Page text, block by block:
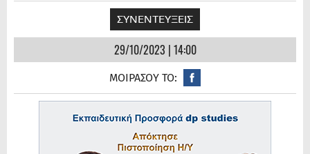
ΣΥΝΕΝΤΕΥΞΕΙΣ
29/10/2023 | 14:00
ΜΟΙΡΑΣΟΥ ΤΟ: